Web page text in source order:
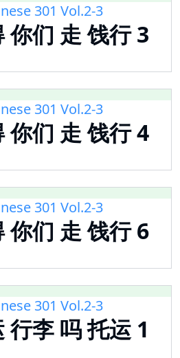
301 Vol.2-3
你们 走 饯行 3
301 Vol.2-3
你们 走 饯行 4
301 Vol.2-3
你们 走 饯行 6
301 Vol.2-3
行李 吗 托运 1